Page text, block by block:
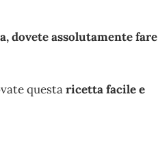
dovete assolutamente fare
questaricetta facile e